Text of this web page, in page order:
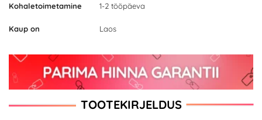
Kohaletoimetamine 1-2 tööpäeva
Kaup on Laos
TOOTEKIRJELDUS